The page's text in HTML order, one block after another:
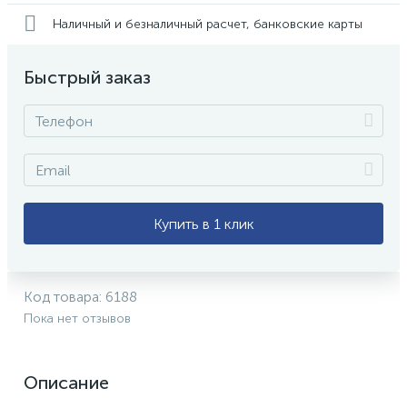
Наличный и безналичный расчет, банковские карты
Быстрый заказ
Купить в 1 клик
Код товара: 6188
Пока нет отзывов
Описание